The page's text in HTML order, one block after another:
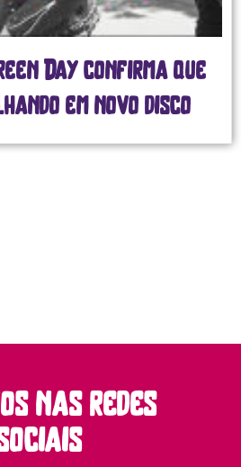
Day confirma que
em novo disco
nas redes